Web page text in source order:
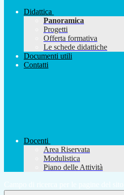
Didattica
Panoramica
Progetti
Offerta formativa
Le schede didattiche
Documenti utili
Contatti
Docenti
Area Riservata
Modulistica
Piano delle Attività